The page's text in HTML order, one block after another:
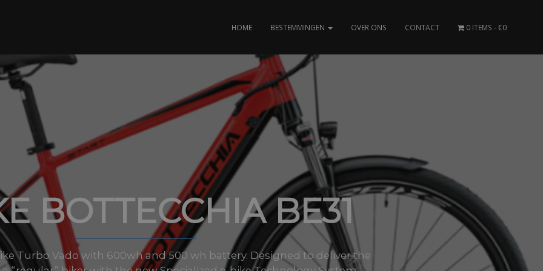
HOME BESTEMMINGEN OVER ONS CONTACT 0 ITEMS €0
BOTTECCHIA BE31
Turbo Vado with 600wh and 500 wh battery. Designed to deliver the